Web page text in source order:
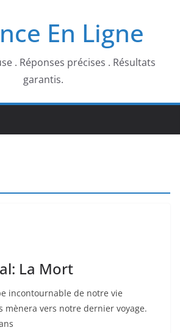
En Ligne
. Réponses précises . Résultats
garantis.
La Mort
incontournable de notre vie
mènera vers notre dernier voyage.